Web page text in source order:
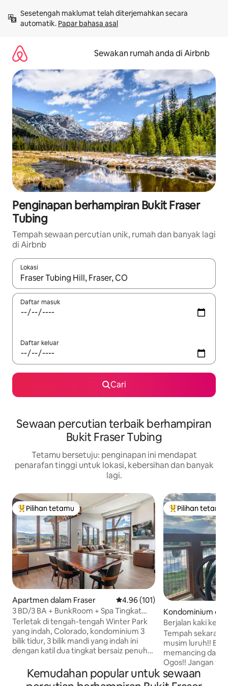
kandungan
Sesetengah maklumat telah diterjemahkan secara
automatik. Papar bahasa asal
Sewakan rumah anda di Airbnb
Penginapan berhampiran Bukit Fraser
Tubing
Tempah sewaan percutian unik, rumah dan banyak lagi
di Airbnb
Lokasi
Apabila hasil tersedia, navigasi dengan kekunci anak panah
Daftar masuk
Daftar keluar
Cari
Sewaan percutian terbaik berhampiran
Bukit Fraser Tubing
Tetamu bersetuju: penginapan ini mendapat
penarafan tinggi untuk lokasi, kebersihan dan banyak
lagi.
Pilihan utama tetamu
Pilihan tetamu
Apartmen dalam Fraser Penarafan purata 4.96 daripada
4.96 (101)
3 BD/3 BA + BunkRoom + Spa Tingkat
Atas + Pemandangan MTN
Terletak di tengah-tengah Winter Park
yang indah, Colorado, kondominium 3
bilik tidur, 3 bilik mandi yang indah ini
dengan katil dua tingkat bersaiz penuh
gunung yang sempurna yang
menggabungkan pesona desa dengan
Pilihan utama
Pilihan tetamu
Kondominium
Berjalan kaki ke
Memancing Anda!
Tempah
musim luruh!!
memancing dari
Ogos!! Jangan
bilik tidur Fraser
terletak di lokasi
Kemudahan popular untuk sewaan